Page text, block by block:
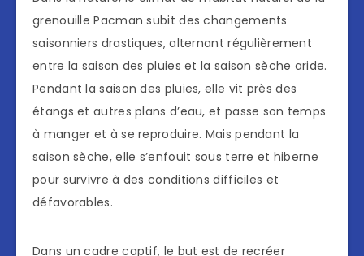
grenouille Pacman subit des changements
saisonniers drastiques, alternant régulièrement
entre la saison des pluies et la saison sèche aride.
Pendant la saison des pluies, elle vit près des
étangs et autres plans d’eau, et passe son temps
à manger et à se reproduire. Mais pendant la
saison sèche, elle s’enfouit sous terre et hiberne
pour survivre à des conditions difficiles et
défavorables.
Dans un cadre captif, le but est de recréer